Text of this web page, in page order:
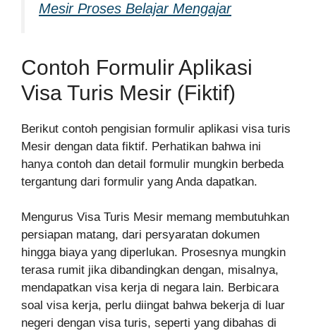
Mesir Proses Belajar Mengajar
Contoh Formulir Aplikasi
Visa Turis Mesir (Fiktif)
Berikut contoh pengisian formulir aplikasi visa turis
Mesir dengan data fiktif. Perhatikan bahwa ini
hanya contoh dan detail formulir mungkin berbeda
tergantung dari formulir yang Anda dapatkan.
Mengurus Visa Turis Mesir memang membutuhkan
persiapan matang, dari persyaratan dokumen
hingga biaya yang diperlukan. Prosesnya mungkin
terasa rumit jika dibandingkan dengan, misalnya,
mendapatkan visa kerja di negara lain. Berbicara
soal visa kerja, perlu diingat bahwa bekerja di luar
negeri dengan visa turis, seperti yang dibahas di